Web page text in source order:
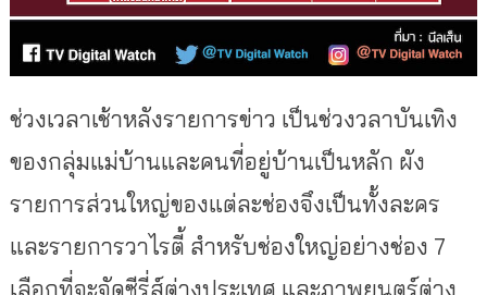
ช่วงเวลาเช้าหลังรายการข่าว เป็นช่วงวลาบันเทิง
ของกลุ่มแม่บ้านและคนที่อยู่บ้านเป็นหลัก ผัง
รายการส่วนใหญ่ของแต่ละช่องจึงเป็นทั้งละคร
และรายการวาไรตี้ สำหรับช่องใหญ่อย่างช่อง 7
เลือกที่จะจัดซีรี่ส์ต่างประเทศ และภาพยนตร์ต่าง